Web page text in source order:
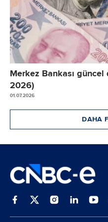
Merkez Bankası güncel
2026)
01.07.2026
DAHA